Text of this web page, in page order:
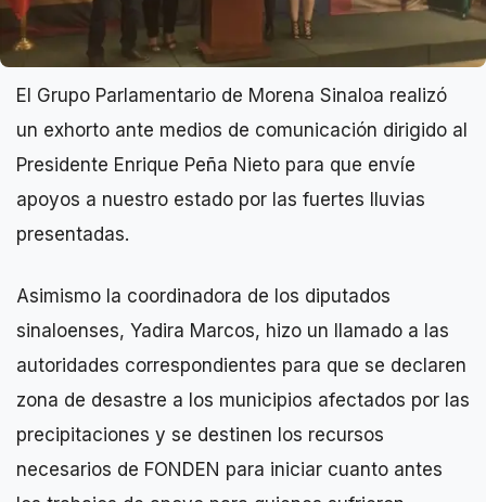
El Grupo Parlamentario de Morena Sinaloa realizó
un exhorto ante medios de comunicación dirigido al
Presidente Enrique Peña Nieto para que envíe
apoyos a nuestro estado por las fuertes lluvias
presentadas.
Asimismo la coordinadora de los diputados
sinaloenses, Yadira Marcos, hizo un llamado a las
autoridades correspondientes para que se declaren
zona de desastre a los municipios afectados por las
precipitaciones y se destinen los recursos
necesarios de FONDEN para iniciar cuanto antes